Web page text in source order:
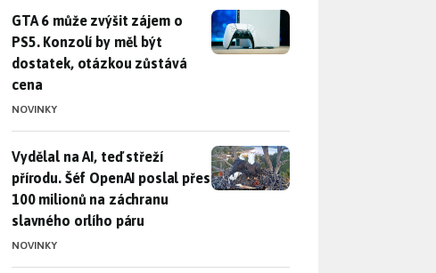
GTA 6 může zvýšit zájem o PS5. Konzolí by měl být dostatek,
GTA 6 může zvýšit zájem o
PS5. Konzolí by měl být
dostatek, otázkou zůstává
cena
NOVINKY
Vydělal na AI, teď střeží přírodu. Šéf OpenAI poslal přes 100
Vydělal na AI, teď střeží
přírodu. Šéf OpenAI poslal přes
100 milionů na záchranu
slavného orlího páru
NOVINKY